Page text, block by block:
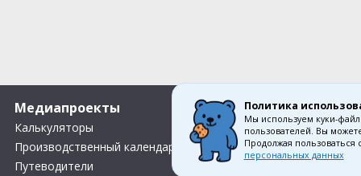
Медиапроекты
Калькуляторы
Производственный календарь
Путеводители
О компании
Вакансии
Контакты
О нас
Политика
Мы используем куки-
пользователей. Вы
Продолжая
персональных данных